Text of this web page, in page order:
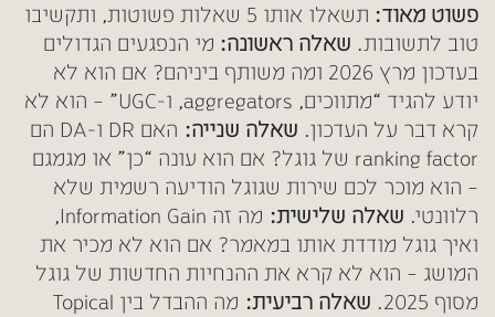
פשוט מאוד:
תשאלו אותו 5 שאלות פשוטות, ותקשיבו
טוב לתשובות. שאלה ראשונה: מי הנפגעים הגדולים
בעדכון מרץ 2026 ומה משותף ביניהם? אם הוא לא
יודע להגיד “מתווכים, aggregators, ו-UGC” – הוא לא
קרא דבר על העדכון. שאלה שנייה:
האם DR ו-DA הם
ranking factor של גוגל? אם הוא עונה “כן” או מגמגם
– הוא מוכר לכם שירות שגוגל הודיעה רשמית שלא
רלוונטי. שאלה שלישית:
מה זה Information Gain,
ואיך גוגל מודדת אותו במאמר? אם הוא לא מכיר את
המושג – הוא לא קרא את ההנחיות החדשות של גוגל
מסוף 2025.
שאלה רביעית:
מה ההבדל בין Topical